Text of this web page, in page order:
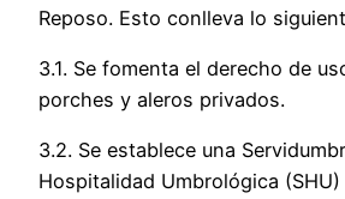
Reposo. Esto conlleva lo
3.1. Se fomenta el derecho de
porches y aleros privados.
3.2. Se establece una
Hospitalidad Umbrológica